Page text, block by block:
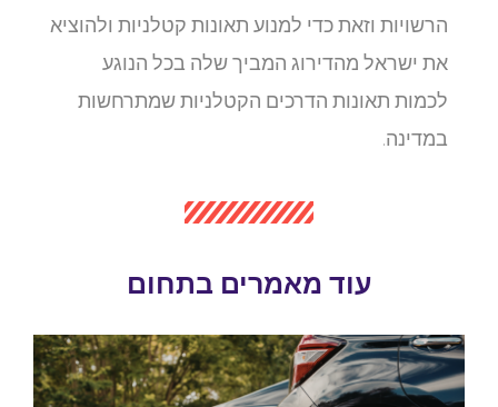
הרשויות וזאת כדי למנוע תאונות קטלניות ולהוציא
את ישראל מהדירוג המביך שלה בכל הנוגע
לכמות תאונות הדרכים הקטלניות שמתרחשות
במדינה.
עוד מאמרים בתחום